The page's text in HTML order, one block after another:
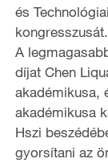
és
kongresszusát.
A
díjat Chen
akadémikusa,
akadémikusa
Hszi
gyorsítani az